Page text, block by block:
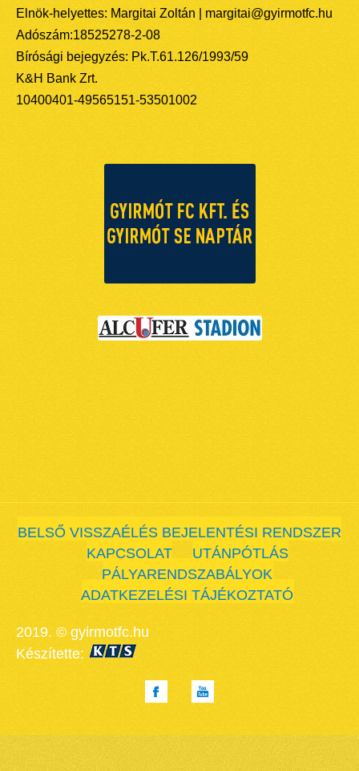
Elnök-helyettes: Margitai Zoltán | margitai@gyirmotfc.hu
Adószám:18525278-2-08
Bírósági bejegyzés: Pk.T.61.126/1993/59
K&H Bank Zrt.
10400401-49565151-53501002
BELSŐ VISSZAÉLÉS BEJELENTÉSI RENDSZER
KAPCSOLAT
UTÁNPÓTLÁS
PÁLYARENDSZABÁLYOK
ADATKEZELÉSI TÁJÉKOZTATÓ
2019. © gyirmotfc.hu
Készítette: